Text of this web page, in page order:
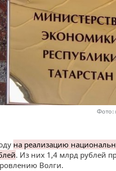
Фото:
на реализацию
. Из них 1,4 млрд рублей
Волги.